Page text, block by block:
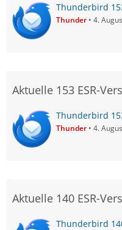
Thunderbird
Thunder 4.
Aktuelle 153 ESR-
Thunderbird
Thunder 4.
Aktuelle 140 ESR-
Thunderbird